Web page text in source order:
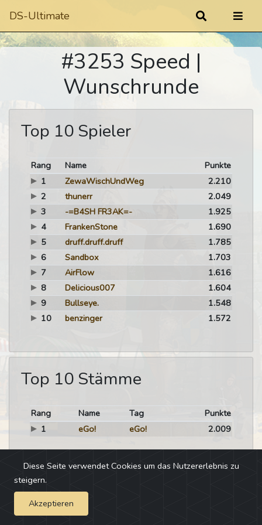
DS-Ultimate
#3253 Speed |
Wunschrunde
Top 10 Spieler
Rang Name
Punkte
1
ZewaWischUndWeg
2.210
2
thunerr
2.049
3
-=B4SH FR3AK=-
1.925
4
FrankenStone
1.690
5
druff.druff.druff
1.785
6
Sandbox
1.703
7
AirFlow
1.616
8
Delicious007
1.604
9
Bullseye.
1.548
10
benzinger 1.572
Top 10 Stämme
Rang Name Tag
Punkte
1
eGo! eGo! 2.009
Impressum - Changelog
Diese Seite verwendet Cookies um das Nutzererlebnis zu
steigern.
Akzeptieren